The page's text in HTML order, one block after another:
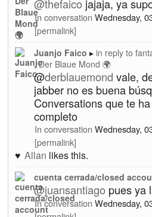
@thefaico jajaja, ya
In conversation Wednesday,
permalink
Juanjo Faico in reply to
Der Blaue Mond 🌍
@derblauemond vale,
jabber no es buena
Conversations que te
completo
In conversation Wednesday,
permalink
Allan likes this.
cuenta cerrada/closed
@juansantiago pues ya
In conversation Wednesday,